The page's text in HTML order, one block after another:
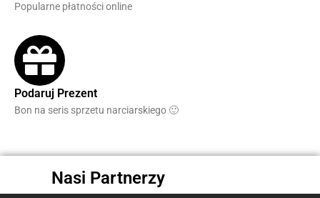
Popularne płatności online
Podaruj Prezent
Bon na seris sprzetu narciarskiego 🙂
Nasi Partnerzy